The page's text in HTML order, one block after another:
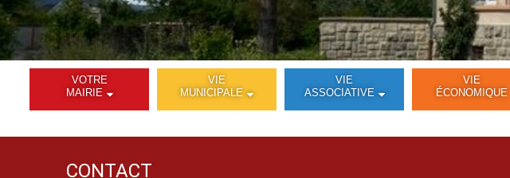
VOTRE
MAIRIE
VIE
MUNICIPALE
VIE
ASSOCIATIVE
VIE
ÉCONOMIQUE
CONTACT